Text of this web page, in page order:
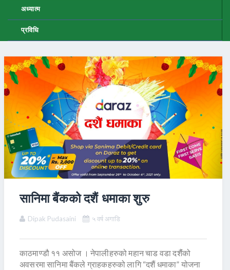
अध्यात्म
प्रविधि
सानिमा बैंकको दशैं धमाका शुरु
Dipak Pudasaini ५ वर्ष अगाडि
काठमाण्डौ ११ असोज । नेपालीहरुको महान चाड वडा दशैंंको
अवसरमा सानिमा बैंकले ग्राहकहरुको लागि “दशैं धमाका” योजना